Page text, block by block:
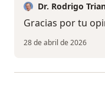
Dr. Rodrigo
Gracias por tu
28 de abril de 2026